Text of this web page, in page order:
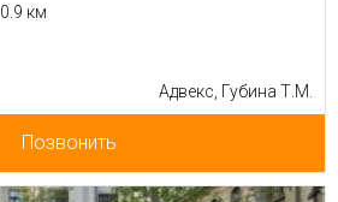
0.9 км
Адвекс, Губина Т.М.
Позвонить